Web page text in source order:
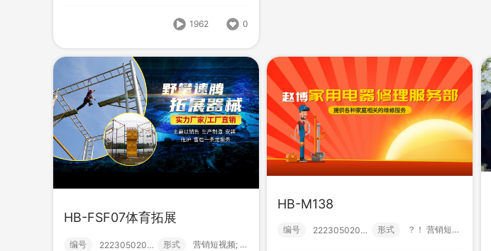
编号 222305020006 形式
HB-M138
编号 222305020001 形式
1962 0
HB-FSF07体育拓展
编号 222305020005 形式 营销短视频; 小视频; 中级款;
HB-M138
编号 222305020001 形式 ？！ 营销短视频; 小视频; 初级款;